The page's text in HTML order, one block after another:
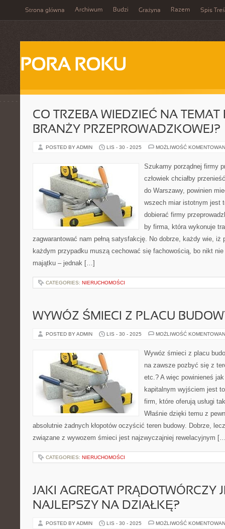
Strona główna Archiwum Budzi Grażyna Razem Spis
PORA ROKU
CO TRZEBA WIEDZIEĆ NA TEMAT
BRANŻY PRZEPROWADZKOWEJ?
POSTED BY ADMIN LIS - 30 - 2025 MOŻLIWOŚĆ
Szukamy porządnej firmy
człowiek chciałby
do Warszawy, powinien
wszech miar istotnym jest
dobierać firmy
by firma, która wykonuje
zagwarantować nam pełną satysfakcję. No dobrze, każdy wie, iż
każdym przypadku muszą cechować się fachowością, bo nikt
majątku – jednak […]
CATEGORIES: NIERUCHOMOŚCI
WYWÓZ ŚMIECI Z PLACU
POSTED BY ADMIN LIS - 30 - 2025 MOŻLIWOŚĆ
Wywóz śmieci z placu
na zawsze pozbyć się z
etc.? A więc powinieneś
kapitalnym wyjściem jest
firm, które oferują usługi
Właśnie dzięki temu z
absolutnie żadnych kłopotów oczyścić teren budowy. Dobrze,
związane z wywozem śmieci jest najzwyczajniej rewelacyjnym
CATEGORIES: NIERUCHOMOŚCI
JAKI AGREGAT PRĄDOTWÓRCZY
NAJLEPSZY NA DZIAŁKĘ?
POSTED BY ADMIN LIS - 30 - 2025 MOŻLIWOŚĆ